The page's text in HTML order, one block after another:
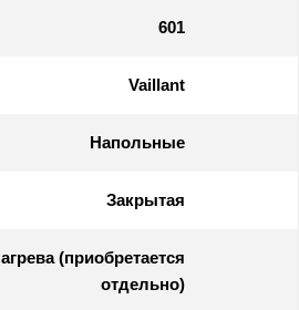
601
Vaillant
Напольные
Закрытая
(приобретается
отдельно)